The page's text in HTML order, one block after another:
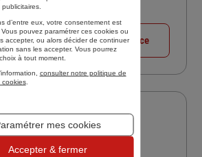
aujourd'hui
01 Voir la fiche agence
GLATIGNY
CHESNAY
d’entre eux, votre consentement est
pouvez paramétrer ces cookies ou
accepter, ou alors décider de continuer
sans les accepter. Vous pourrez
à tout moment.
consulter notre politique de
cookies.
mes cookies
Accepter & fermer